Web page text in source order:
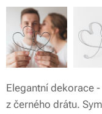
Elegantní dekorace
z černého drátu.